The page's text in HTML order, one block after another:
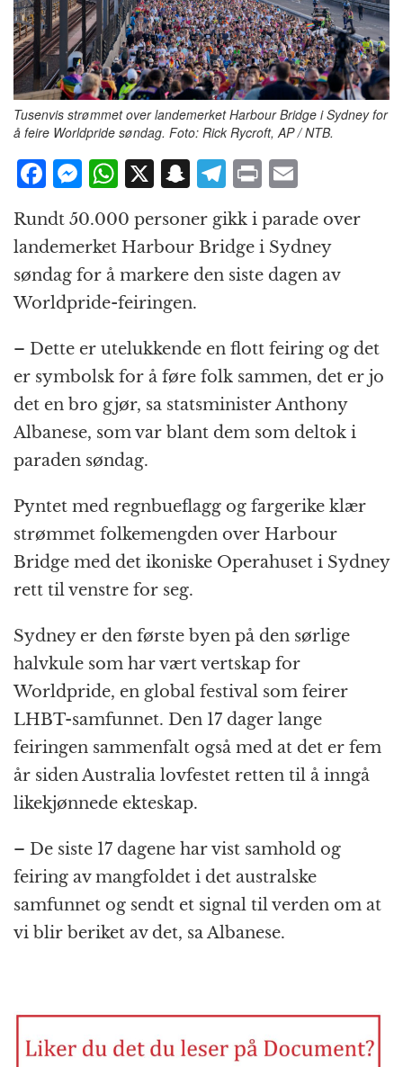
Tusenvis strømmet over landemerket Harbour Bridge i Sydney for
å feire Worldpride søndag. Foto: Rick Rycroft, AP / NTB.
F
a
c
e
b
o
o
k
M
e
ss
e
n
g
e
r
W
h
at
s
A
p
p
X S
a
p
c
h
at
T
el
e
g
r
m
P
n
t
m
ai
l
Rundt 50.000 personer gikk i parade over
landemerket Harbour Bridge i Sydney
søndag for å markere den siste dagen av
Worldpride-feiringen.
– Dette er utelukkende en flott feiring og det
er symbolsk for å føre folk sammen, det er jo
det en bro gjør, sa statsminister Anthony
Albanese, som var blant dem som deltok i
paraden søndag.
Pyntet med regnbueflagg og fargerike klær
strømmet folkemengden over Harbour
Bridge med det ikoniske Operahuset i Sydney
rett til venstre for seg.
Sydney er den første byen på den sørlige
halvkule som har vært vertskap for
Worldpride, en global festival som feirer
LHBT-samfunnet. Den 17 dager lange
feiringen sammenfalt også med at det er fem
år siden Australia lovfestet retten til å inngå
likekjønnede ekteskap.
– De siste 17 dagene har vist samhold og
feiring av mangfoldet i det australske
samfunnet og sendt et signal til verden om at
vi blir beriket av det, sa Albanese.